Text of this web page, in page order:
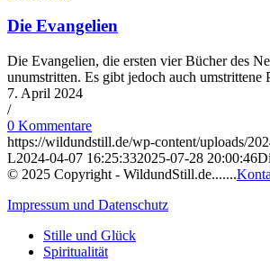
Die Evangelien
Die Evangelien, die ersten vier Bücher des
unumstritten. Es gibt jedoch auch umstrittene
7. April 2024
/
0 Kommentare
https://wildundstill.de/wp-content/uploads/
L2024-04-07 16:25:332025-07-28 20:00:46
© 2025 Copyright - WildundStill.de.......
Impressum und Datenschutz
Stille und Glück
Spiritualität